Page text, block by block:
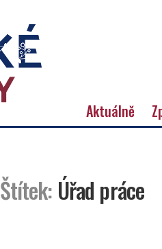
Aktuálně
Štítek: Úřad práce